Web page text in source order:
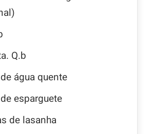
Q.b
de água quente
de esparguete
de lasanha